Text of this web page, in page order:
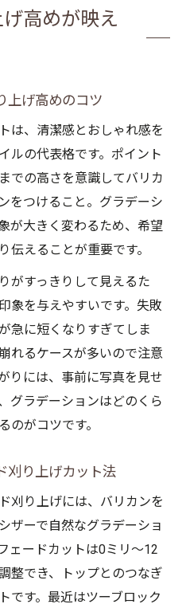
高めが映え
上げ高めのコツ
は、清潔感とおしゃれ感を
ルの代表格です。ポイント
での高さを意識してバリカ
をつけること。グラデーシ
が大きく変わるため、希望
伝えることが重要です。
がすっきりして見えるた
象を与えやすいです。失敗
急に短くなりすぎてしま
れるケースが多いので注意
りには、事前に写真を見せ
グラデーションはどのくら
のがコツです。
刈り上げカット法
刈り上げには、バリカンを
ザーで自然なグラデーショ
ェードカットは0ミリ〜12
整でき、トップとのつなぎ
です。最近はツーブロック